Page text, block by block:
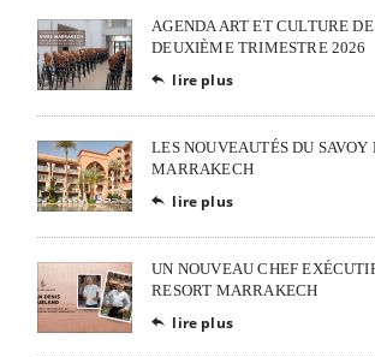
AGENDA ART ET CULTURE
DEUXIÈME TRIMESTRE 2026
 lire plus
LES NOUVEAUTÉS DU
MARRAKECH
 lire plus
UN NOUVEAU CHEF
RESORT MARRAKECH
 lire plus